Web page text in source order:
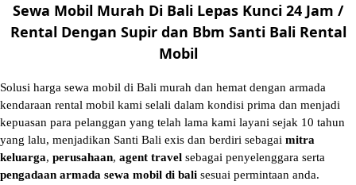
Sewa Mobil Murah Di Bali Lepas Kunci 24 Jam /
Rental Dengan Supir dan Bbm Santi Bali Rental
Mobil
Solusi harga sewa mobil di Bali murah dan hemat dengan armada
kendaraan rental mobil kami selali dalam kondisi prima dan menjadi
kepuasan para pelanggan yang telah lama kami layani sejak 10 tahun
yang lalu, menjadikan Santi Bali exis dan berdiri sebagai mitra
keluarga, perusahaan, agent travel sebagai penyelenggara serta
pengadaan armada sewa mobil di bali sesuai permintaan anda.